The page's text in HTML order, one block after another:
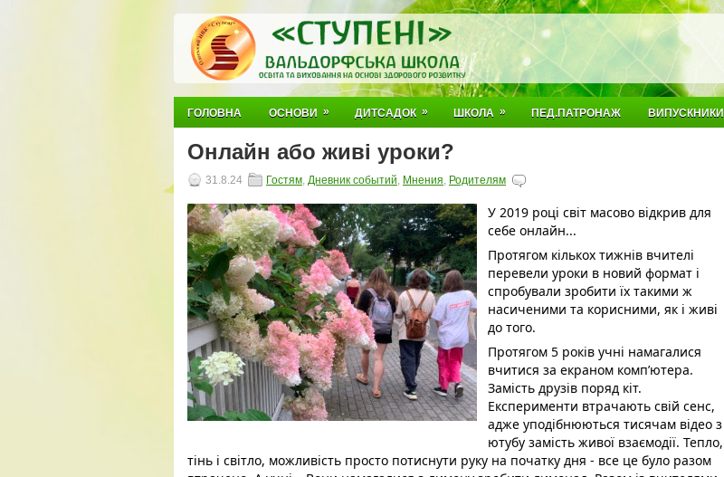
ГОЛОВНА ОСНОВИ » ДИТСАДОК » ШКОЛА » ПЕД.ПАТРОНАЖ ВИПУСКНИКИ
Онлайн або живі уроки?
31.8.24 Гостям, Дневник событий, Мнения, Родителям
У 2019 році світ масово відкрив для
себе онлайн...
Протягом кількох тижнів вчителі
перевели уроки в новий формат і
спробували зробити їх такими ж
насиченими та корисними, як і живі
до того.
Протягом 5 років учні намагалися
вчитися за екраном комп’ютера.
Замість друзів поряд кіт.
Експерименти втрачають свій сенс,
адже уподібнюються тисячам відео з
ютубу замість живої взаємодії. Тепло,
тінь і світло, можливість просто потиснути руку на початку дня - все це було разом